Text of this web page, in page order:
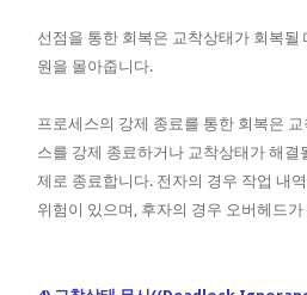
선점을 통한 회복은 교착상태가 회복될
원을 몰아줍니다.
프로세스의 강제 종료를 통한 회복은
스를 강제 종료하거나 교착상태가 해결
제로 종료합니다. 전자의 경우 작업 내
위험이 있으며, 후자의 경우 오버헤드